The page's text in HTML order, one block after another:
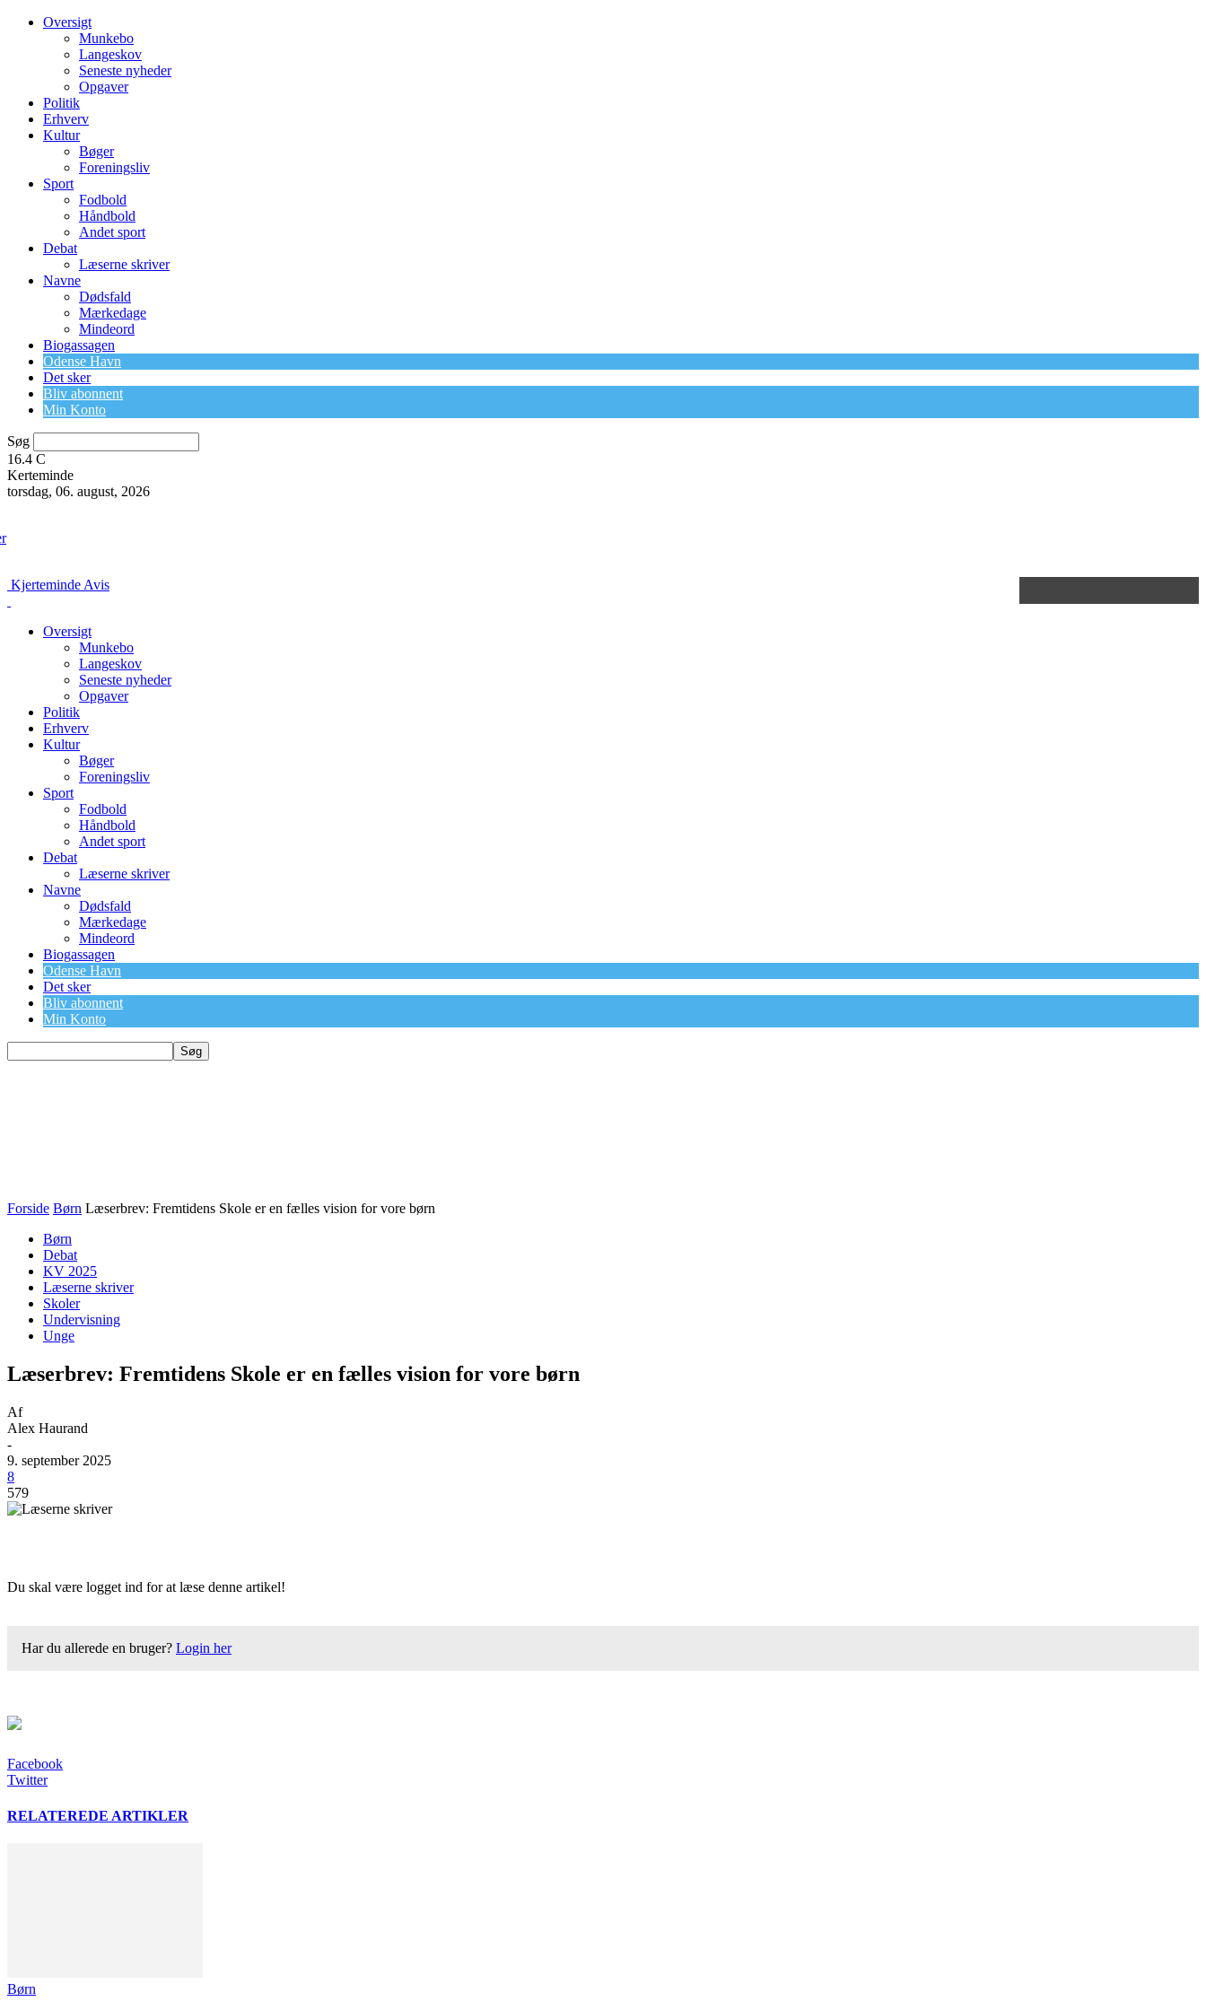
Oversigt
Munkebo
Langeskov
Seneste nyheder
Opgaver
Politik
Erhverv
Kultur
Bøger
Foreningsliv
Sport
Fodbold
Håndbold
Andet sport
Debat
Læserne skriver
Navne
Dødsfald
Mærkedage
Mindeord
Biogassagen
Odense Havn
Det sker
Bliv abonnent
Min Konto
Søg
16.4 C
Kerteminde
torsdag, 06. august, 2026
Kjerteminde Avis
Oversigt
Munkebo
Langeskov
Seneste nyheder
Opgaver
Politik
Erhverv
Kultur
Bøger
Foreningsliv
Sport
Fodbold
Håndbold
Andet sport
Debat
Læserne skriver
Navne
Dødsfald
Mærkedage
Mindeord
Biogassagen
Odense Havn
Det sker
Bliv abonnent
Min Konto
Forside Børn Læserbrev: Fremtidens Skole er en fælles vision for vore børn
Børn
Debat
KV 2025
Læserne skriver
Skoler
Undervisning
Unge
Læserbrev: Fremtidens Skole er en fælles vision for vore børn
Af
Alex Haurand
-
9. september 2025
8
579
Du skal være logget ind for at læse denne artikel!
Har du allerede en bruger? Login her
Facebook
Twitter
RELATEREDE ARTIKLER
Børn